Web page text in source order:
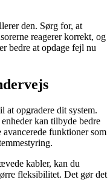
den. Sørg for, at
reagerer korrekt, og
bedre at opdage fejl nu
at opgradere dit system.
kan tilbyde bedre
funktioner som
kabler, kan du
fleksibilitet. Det gør det